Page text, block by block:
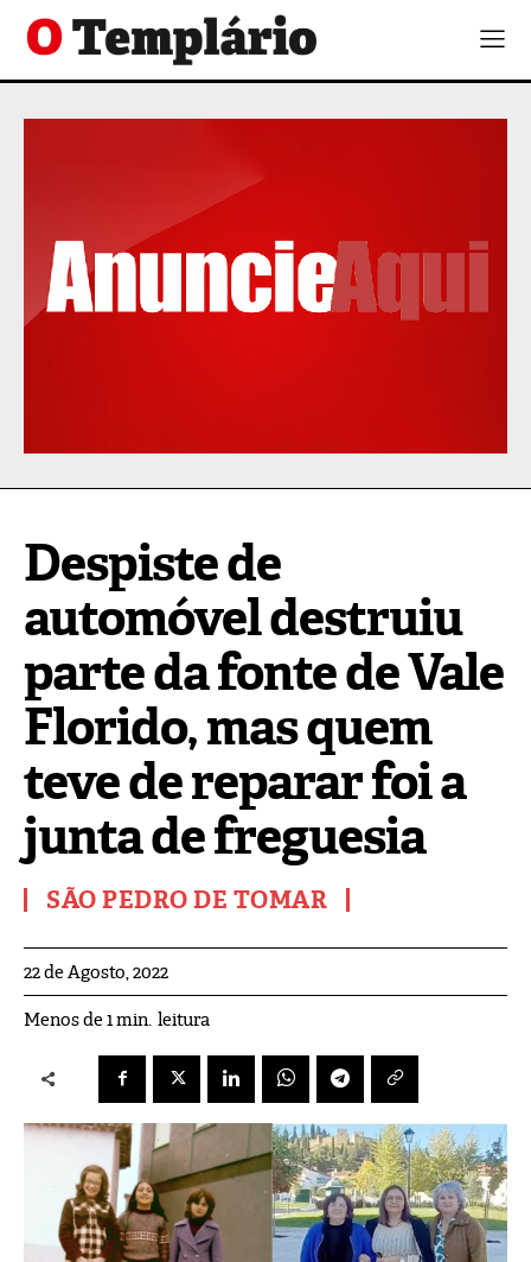
Despiste de
automóvel destruiu
parte da fonte de Vale
Florido, mas quem
teve de reparar foi a
junta de freguesia
SÃO PEDRO DE TOMAR
22 de Agosto, 2022
Menos de 1min. leitura